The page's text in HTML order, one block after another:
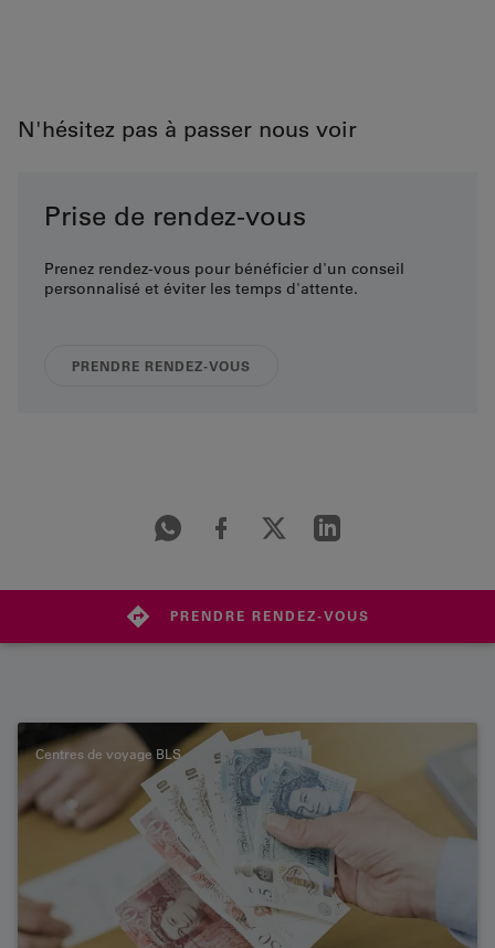
N'hésitez pas à passer nous voir
Prise de rendez-vous
Prenez rendez-vous pour bénéficier d'un conseil
personnalisé et éviter les temps d'attente.
PRENDRE RENDEZ-VOUS
PRENDRE RENDEZ-VOUS
Centres de voyage BLS